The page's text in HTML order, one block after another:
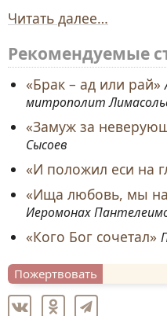
Читать далее…
Рекомендуемые
«Брак – ад или рай»
митрополит
«Замуж за
Сысоев
«И положил еси на
«Ища любовь, мы
Иеромонах
«Кого Бог сочетал»
Пожертвовать